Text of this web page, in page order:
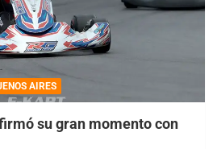
AIRES
su gran momento con